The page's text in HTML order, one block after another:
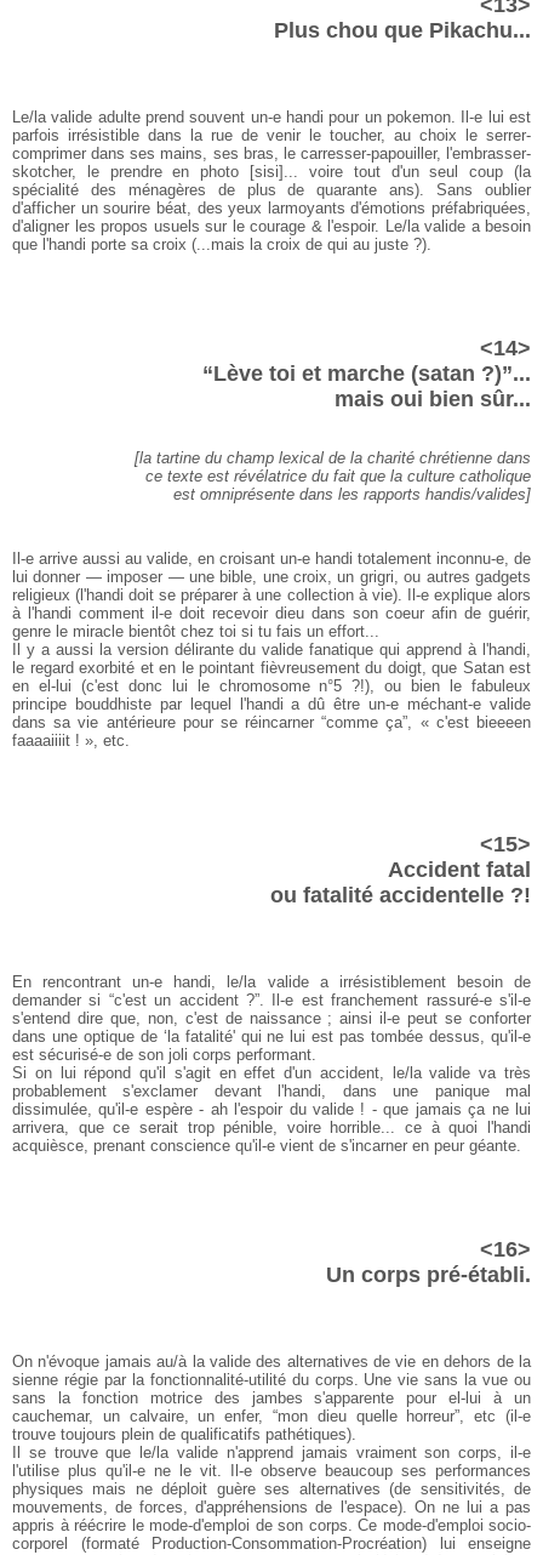
<13>
Plus chou que Pikachu...
Le/la valide adulte prend souvent un-e handi pour un pokemon. Il-e lui est
parfois irrésistible dans la rue de venir le toucher, au choix le serrer-
comprimer dans ses mains, ses bras, le carresser-papouiller, l'embrasser-
skotcher, le prendre en photo
[sisi] ... voire tout d'un seul coup (la
spécialité des ménagères de plus de quarante ans). Sans oublier
d'afficher un sourire béat, des yeux larmoyants d'émotions préfabriquées,
d'aligner les propos usuels sur le courage & l'espoir. Le/la valide a besoin
que l'handi porte sa croix (...mais la croix de qui au juste ?).
<14>
“Lève toi et marche (satan ?)”...
mais oui bien sûr...
[la tartine du champ lexical de la charité chrétienne dans
ce texte est révélatrice du fait que la culture catholique
est omniprésente dans les rapports handis/valides]
Il-e arrive aussi au valide, en croisant un-e handi totalement inconnu-e, de
lui donner — imposer — une bible, une croix, un grigri, ou autres gadgets
religieux (l'handi doit se préparer à une collection à vie). Il-e explique alors
à l'handi comment il-e doit recevoir dieu dans son coeur afin de guérir,
genre le miracle bientôt chez toi si tu fais un effort...
Il y a aussi la version délirante du valide fanatique qui apprend à l'handi,
le regard exorbité et en le pointant fièvreusement du doigt, que Satan est
en el-lui (c'est donc lui le chromosome n°5 ?!), ou bien le fabuleux
principe bouddhiste par lequel l'handi a dû être un-e méchant-e valide
dans sa vie antérieure pour se réincarner “comme ça”, « c'est bieeeen
faaaaiiiit ! », etc.
<15>
Accident fatal
ou fatalité accidentelle ?!
En rencontrant un-e handi, le/la valide a irrésistiblement besoin de
demander si “c'est un accident ?”. Il-e est franchement rassuré-e s'il-e
s'entend dire que, non, c'est de naissance ; ainsi il-e peut se conforter
dans une optique de ‘la fatalité' qui ne lui est pas tombée dessus, qu'il-e
est sécurisé-e de son joli corps performant.
Si on lui répond qu'il s'agit en effet d'un accident, le/la valide va très
probablement s'exclamer devant l'handi, dans une panique mal
dissimulée, qu'il-e espère - ah l'espoir du valide ! - que jamais ça ne lui
arrivera, que ce serait trop pénible, voire horrible... ce à quoi l'handi
acquièsce, prenant conscience qu'il-e vient de s'incarner en peur géante.
<16>
Un corps pré-établi.
On n'évoque jamais au/à la valide des alternatives de vie en dehors de la
sienne régie par la fonctionnalité-utilité du corps. Une vie sans la vue ou
sans la fonction motrice des jambes s'apparente pour el-lui à un
cauchemar, un calvaire, un enfer, “mon dieu quelle horreur”, etc (il-e
trouve toujours plein de qualificatifs pathétiques).
Il se trouve que le/la valide n'apprend jamais vraiment son corps, il-e
l'utilise plus qu'il-e ne le vit. Il-e observe beaucoup ses performances
physiques mais ne déploit guère ses alternatives (de sensitivités, de
mouvements, de forces, d'appréhensions de l'espace). On ne lui a pas
appris à réécrire le mode-d'emploi de son corps. Ce mode-d'emploi socio-
corporel (formaté Production-Consommation-Procréation) lui enseigne